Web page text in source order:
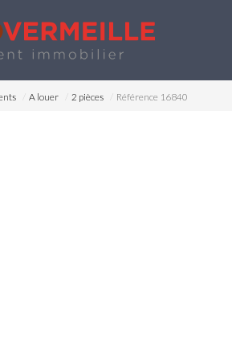
A louer 2 pièces Référence 16840